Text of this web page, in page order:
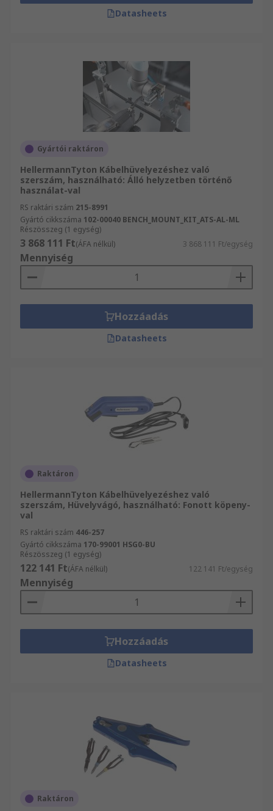
Datasheets
Gyártói raktáron
HellermannTyton Kábelhüvelyezéshez való
szerszám, használható: Álló helyzetben történő
használat-val
RS raktári szám 215-8991
Gyártó cikkszáma 102-00040 BENCH_MOUNT_KIT_ATS-AL-ML
Részösszeg (1 egység)
3 868 111 Ft(ÁFA nélkül) 3 868 111 Ft/egység
Mennyiség
Hozzáadás
Datasheets
Raktáron
HellermannTyton Kábelhüvelyezéshez való
szerszám, Hüvelyvágó, használható: Fonott köpeny-
val
RS raktári szám 446-257
Gyártó cikkszáma 170-99001 HSG0-BU
Részösszeg (1 egység)
122 141 Ft(ÁFA nélkül) 122 141 Ft/egység
Mennyiség
Hozzáadás
Datasheets
Raktáron